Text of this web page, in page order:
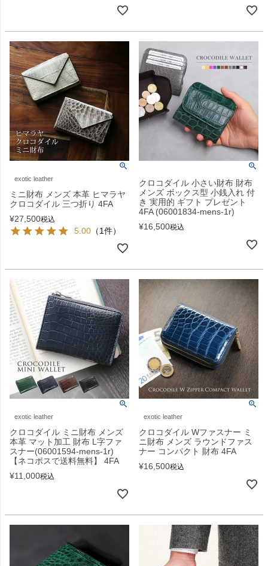
exotic leather
ミニ財布 メンズ 本革 ヒマラヤ
クロコダイル 三つ折り 4FA
¥27,500税込
5.00 （1件）
クロコダイル 小さい財布 財布
メンズ ボックス型 小銭入れ 付
き 実用的 ギフト プレゼント
4FA (06001834-mens-1r)
¥16,500税込
exotic leather
クロコダイル ミニ財布 メンズ
本革 マット加工 財布 L字ファ
スナー(06001594-mens-1r)
【ネコポスで送料無料】 4FA
¥11,000税込
exotic leather
クロコダイル Wファスナー ミ
ニ財布 メンズ ラウンドファス
ナー コンパクト 財布 4FA
¥16,500税込